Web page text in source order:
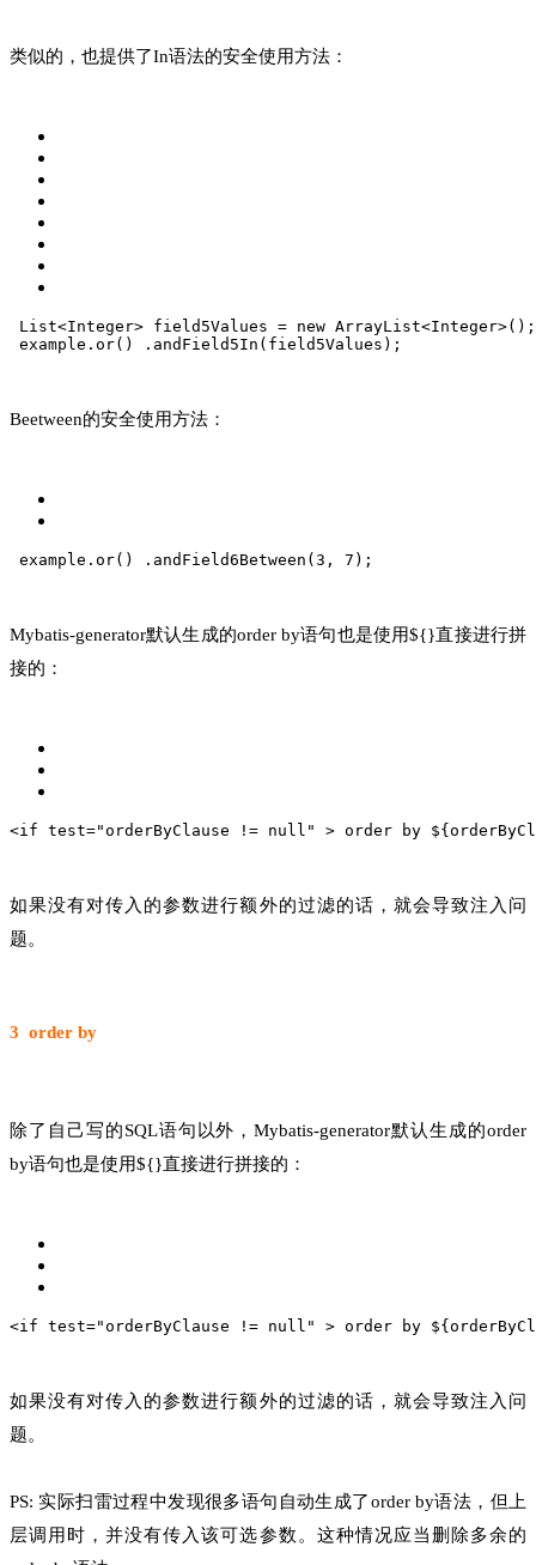
类似的，也提供了In语法的安全使用方法：
List<Integer> field5Values = new ArrayList<Integer>();
example.or()
.andField5In(field5Values);
Beetween的安全使用方法：
example.or() .andField6Between(3, 7);
Mybatis-generator默认生成的order by语句也是使用${}直接进行拼
接的：
<if test="orderByClause != null" > order by
如果没有对传入的参数进行额外的过滤的话，就会导致注入问
题。
3 order by
除了自己写的SQL语句以外，Mybatis-generator默认生成的order
by语句也是使用${}直接进行拼接的：
<if test="orderByClause != null" > order by
如果没有对传入的参数进行额外的过滤的话，就会导致注入问
题。
PS: 实际扫雷过程中发现很多语句自动生成了order by语法，但上
层调用时，并没有传入该可选参数。这种情况应当删除多余的